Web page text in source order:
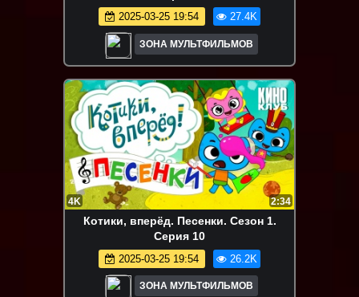
2025-03-25 19:54 27.4K
ЗОНА МУЛЬТФИЛЬМОВ
4K 2:34
Котики, вперёд. Песенки. Сезон 1.
Серия 10
2025-03-25 19:54 26.2K
ЗОНА МУЛЬТФИЛЬМОВ